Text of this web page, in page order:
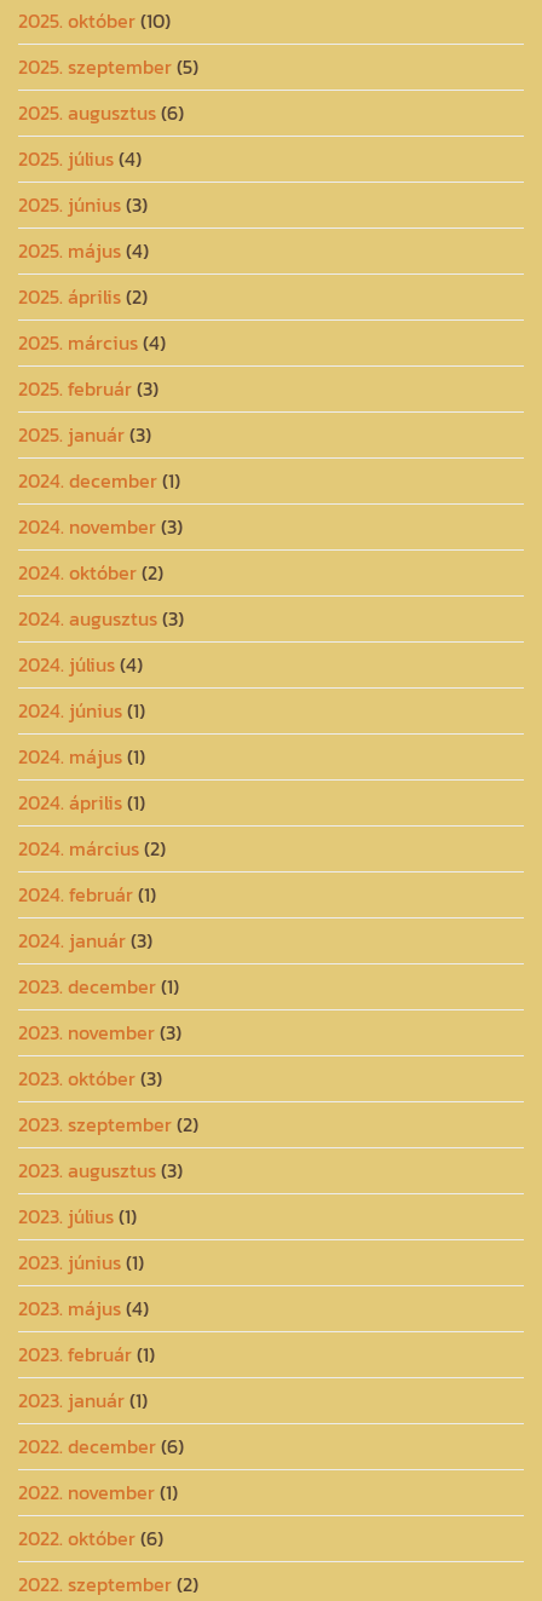
2025. október(10)
2025. szeptember(5)
2025. augusztus(6)
2025. július(4)
2025. június(3)
2025. május(4)
2025. április(2)
2025. március(4)
2025. február(3)
2025. január(3)
2024. december(1)
2024. november(3)
2024. október(2)
2024. augusztus(3)
2024. július(4)
2024. június(1)
2024. május(1)
2024. április(1)
2024. március(2)
2024. február(1)
2024. január(3)
2023. december(1)
2023. november(3)
2023. október(3)
2023. szeptember(2)
2023. augusztus(3)
2023. július(1)
2023. június(1)
2023. május(4)
2023. február(1)
2023. január(1)
2022. december(6)
2022. november(1)
2022. október(6)
2022. szeptember(2)